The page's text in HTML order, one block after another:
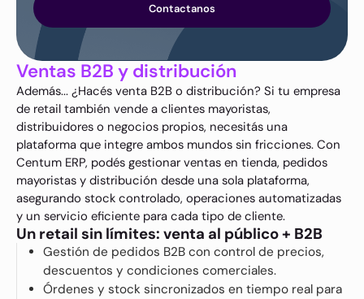
Contactanos
Ventas B2B y distribución
Además... ¿Hacés venta B2B o distribución? Si tu empresa
de retail también vende a clientes mayoristas,
distribuidores o negocios propios, necesitás una
plataforma que integre ambos mundos sin fricciones. Con
Centum ERP, podés gestionar ventas en tienda, pedidos
mayoristas y distribución desde una sola plataforma,
asegurando stock controlado, operaciones automatizadas
y un servicio eficiente para cada tipo de cliente.
Un retail sin límites: venta al público + B2B
Gestión de pedidos B2B con control de precios,
descuentos y condiciones comerciales.
Órdenes y stock sincronizados en tiempo real para